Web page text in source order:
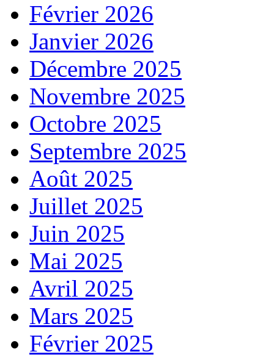
Février 2026
Janvier 2026
Décembre 2025
Novembre 2025
Octobre 2025
Septembre 2025
Août 2025
Juillet 2025
Juin 2025
Mai 2025
Avril 2025
Mars 2025
Février 2025